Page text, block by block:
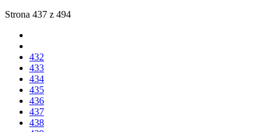
Strona 437 z 494
432
433
434
435
436
437
438